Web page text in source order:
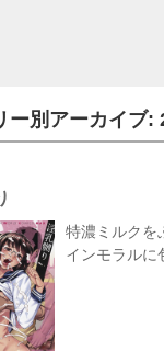
ー別アーカイブ:
特濃ミルクを
インモラルに